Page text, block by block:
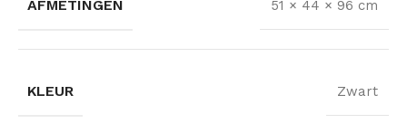
AFMETINGEN 51 × 44 × 96 cm
KLEUR Zwart